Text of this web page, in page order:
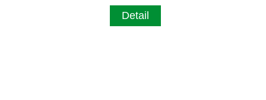
Detail